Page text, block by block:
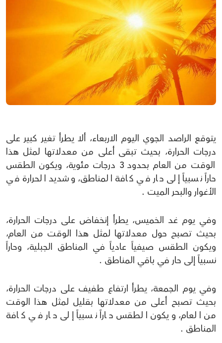
يتوقع الراصد الجوي اليوم الاربعاء، ألا يطرأ تغير كبير على
درجات الحرارة، بحيث تبقى أعلى من معدلاتها لمثل هذا
الوقت من العام بحدود 3 درجات مئوية، ويكون الطقس
حاراً نسبياً إلى حار في كافة المناطق، وشديد الحرارة في
الأغوار والبحر الميت .
وفي يوم غد الخميس، يطرأ إنخفاض على درجات الحرارة،
بحيث تصبح حول معدلاتها لمثل هذا الوقت من العام،
ويكون الطقس صيفياً عادياً في المناطق الجبلية، وحاراً
نسبياً إلى حار في باقي المناطق .
وفي يوم الجمعة، يطرأ ارتفاع طفيف على درجات الحرارة،
بحيث تصبح أعلى من معدلاتها بقليل لمثل هذا الوقت
من العام، ويكون الطقس حاراً نسبياً إلى حار في كافة
المناطق .